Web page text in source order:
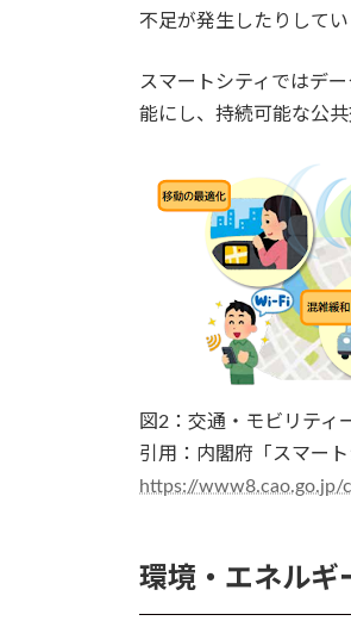
不足が発生したりしてい
スマートシティではデ
能にし、持続可能な公
図2：交通・モビリティ
引用：内閣府「スマー
https://www8.cao.go.jp/
環境・エネルギ